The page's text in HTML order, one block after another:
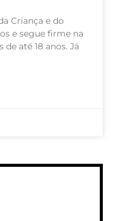
Criança e do
e segue firme na
até 18 anos. Já